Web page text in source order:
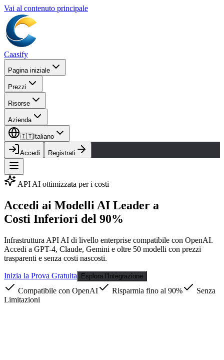
Vai al contenuto principale
Caasify
Pagina iniziale
Prezzi
Risorse
Azienda
🇮🇹Italiano
Accedi Registrati
API AI ottimizzata per i costi
Accedi ai Modelli AI Leader a
Costi Inferiori del 90%
Infrastruttura API AI di livello enterprise compatibile con OpenAI.
Accedi a GPT-4, Claude, Gemini e oltre 50 modelli con prezzi
trasparenti e senza costi nascosti.
Inizia la Prova Gratuita Esplora l'Integrazione
Compatibile con OpenAI Risparmia fino al 90%
Senza
Limitazioni